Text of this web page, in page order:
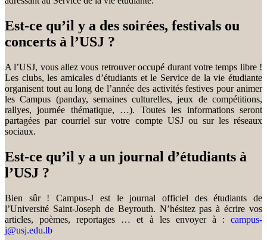
Est-ce qu’il y a des soirées, festivals ou
concerts à l’USJ ?
A l’USJ, vous allez vous retrouver occupé durant votre temps libre !
Les clubs, les amicales d’étudiants et le Service de la vie étudiante
organisent tout au long de l’année des activités festives pour animer
les Campus (panday, semaines culturelles, jeux de compétitions,
rallyes, journée thématique, …). Toutes les informations seront
partagées par courriel sur votre compte USJ ou sur les réseaux
sociaux.
Est-ce qu’il y a un journal d’étudiants à
l’USJ ?
Bien sûr ! Campus-J est le journal officiel des étudiants de
l’Université Saint-Joseph de Beyrouth. N’hésitez pas à écrire vos
articles, poèmes, reportages … et à les envoyer à : campus-
j@usj.edu.lb